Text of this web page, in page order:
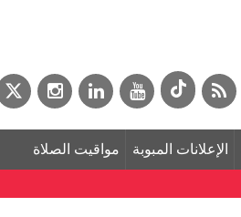
الإعلانات المبوبة مواقيت الصلاة